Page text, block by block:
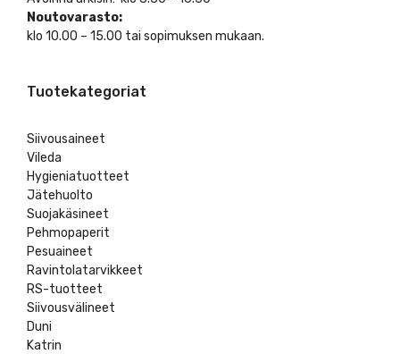
Noutovarasto:
klo 10.00 – 15.00 tai sopimuksen mukaan.
Tuotekategoriat
Siivousaineet
Vileda
Hygieniatuotteet
Jätehuolto
Suojakäsineet
Pehmopaperit
Pesuaineet
Ravintolatarvikkeet
RS-tuotteet
Siivousvälineet
Duni
Katrin